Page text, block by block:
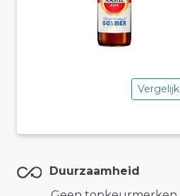
Vergelijk
Duurzaamheid